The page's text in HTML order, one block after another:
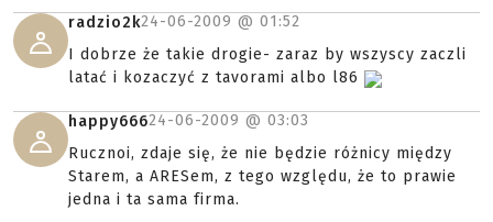
radzio2k24-06-2009 @ 01:52
I dobrze że takie drogie- zaraz by wszyscy zaczli
latać i kozaczyć z tavorami albo l86
happy66624-06-2009 @ 03:03
Rucznoi, zdaje się, że nie będzie różnicy między
Starem, a ARESem, z tego względu, że to prawie
jedna i ta sama firma.